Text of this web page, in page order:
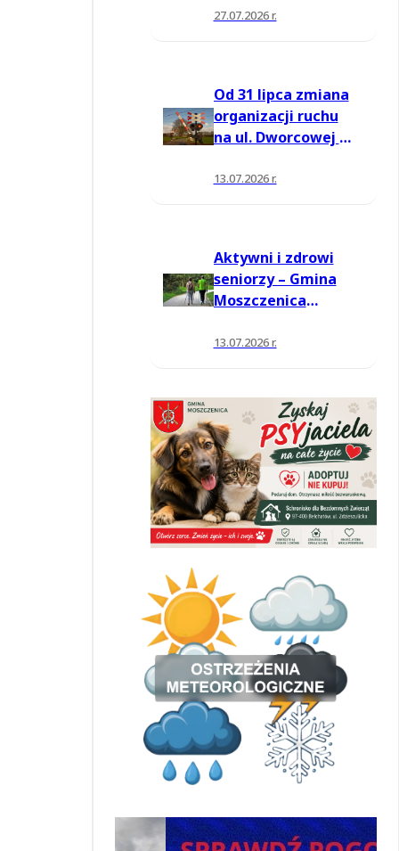
27.07.2026 r.
Od 31 lipca zmiana
organizacji ruchu
na ul. Dworcowej w
13.07.2026 r.
Aktywni i zdrowi
seniorzy – Gmina
Moszczenica
na nowe zajęcia
13.07.2026 r.